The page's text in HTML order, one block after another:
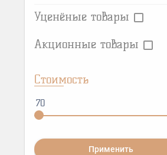
Уценёные товары
Акционные товары
Стоимость
70
Применить